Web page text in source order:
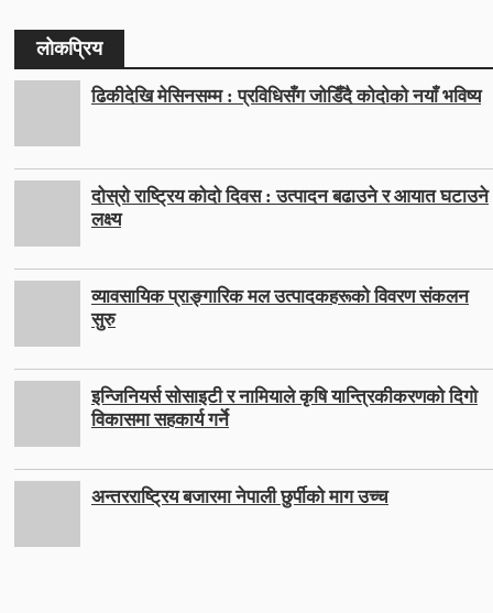
लोकप्रिय
ढिकीदेखि मेसिनसम्म : प्रविधिसँग जोडिँदै कोदोको नयाँ भविष्य
दोस्रो राष्ट्रिय कोदो दिवस : उत्पादन बढाउने र आयात घटाउने
लक्ष्य
व्यावसायिक प्राङ्गारिक मल उत्पादकहरूको विवरण संकलन
सुरु
इन्जिनियर्स सोसाइटी र नामियाले कृषि यान्त्रिकीकरणको दिगो
विकासमा सहकार्य गर्ने
अन्तरराष्ट्रिय बजारमा नेपाली छुर्पीको माग उच्च